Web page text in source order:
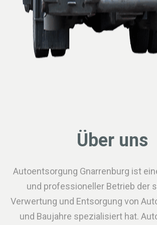
Über uns
Autoentsorgung Gnarrenburg ist
und professioneller Betrieb der
Verwertung und Entsorgung von
und Baujahre spezialisiert hat.